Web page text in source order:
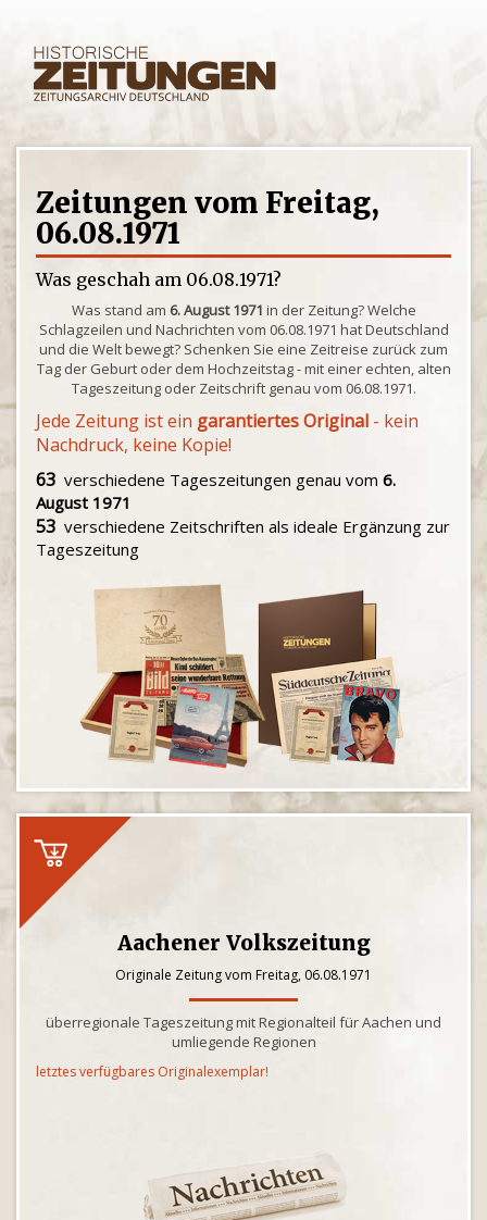
Zeitungen vom Freitag,
06.08.1971
Was geschah am 06.08.1971?
Was stand am 6. August 1971 in der Zeitung? Welche
Schlagzeilen und Nachrichten vom 06.08.1971 hat Deutschland
und die Welt bewegt? Schenken Sie eine Zeitreise zurück zum
Tag der Geburt oder dem Hochzeitstag - mit einer echten, alten
Tageszeitung oder Zeitschrift genau vom 06.08.1971.
Jede Zeitung ist ein garantiertes Original - kein
Nachdruck, keine Kopie!
63 verschiedene Tageszeitungen genau vom 6.
August 1971
53 verschiedene Zeitschriften als ideale Ergänzung zur
Tageszeitung
Aachener Volkszeitung
Originale Zeitung vom Freitag, 06.08.1971
überregionale Tageszeitung mit Regionalteil für Aachen und
umliegende Regionen
letztes verfügbares Originalexemplar!